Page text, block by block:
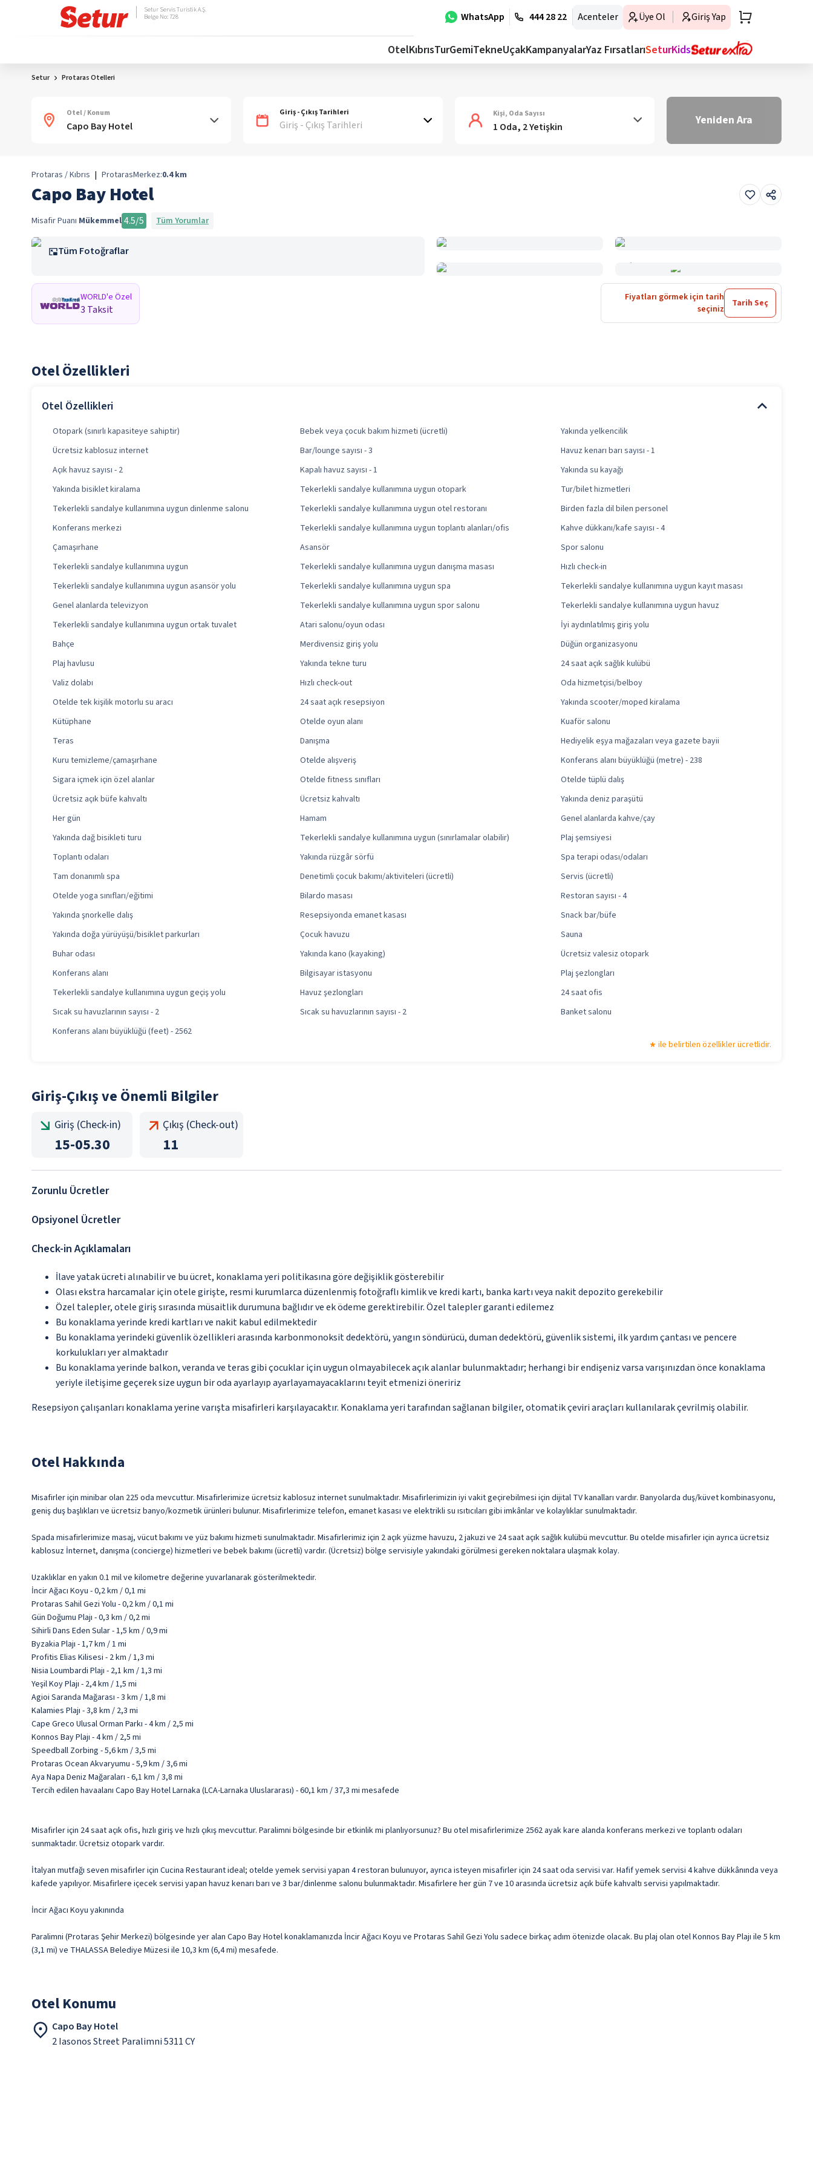
WhatsApp 444 28 22 Acenteler Üye Ol Giriş Yap
Setur Servis Turistik A.Ş.
Belge No: 728
OtelKıbrısTurGemiTekneUçakKampanyalarYaz FırsatlarıSeturKids
Setur Protaras Otelleri
Otel / Konum Giriş - Çıkış Tarihleri
Giriş - Çıkış Tarihleri
Kişi, Oda Sayısı
1 Oda, 2 Yetişkin Yeniden Ara
Protaras / Kıbrıs | ProtarasMerkez:0.4 km
Capo Bay Hotel
Misafir Puanı Mükemmel 4.5/5 Tüm Yorumlar
Tüm Fotoğraflar
WORLD'e Özel
3 Taksit
Fiyatları görmek için tarih
seçiniz
Tarih Seç
Otel Özellikleri
Otel Özellikleri
Otopark (sınırlı kapasiteye sahiptir) Bebek veya çocuk bakım hizmeti (ücretli)
Yakında yelkencilik
Ücretsiz kablosuz internet
Bar/lounge sayısı - 3
Havuz kenarı barı sayısı - 1
Açık havuz sayısı - 2
Kapalı havuz sayısı - 1
Yakında su kayağı
Yakında bisiklet kiralama
Tekerlekli sandalye kullanımına uygun otopark
Tur/bilet hizmetleri
Tekerlekli sandalye kullanımına uygun dinlenme salonu
Tekerlekli sandalye kullanımına uygun otel restoranı
Birden fazla dil bilen personel
Konferans merkezi
Tekerlekli sandalye kullanımına uygun toplantı alanları/ofis
Kahve dükkanı/kafe sayısı - 4
Çamaşırhane
Asansör
Spor salonu
Tekerlekli sandalye kullanımına uygun
Tekerlekli sandalye kullanımına uygun danışma masası
Hızlı check-in
Tekerlekli sandalye kullanımına uygun asansör yolu
Tekerlekli sandalye kullanımına uygun spa
Tekerlekli sandalye kullanımına uygun kayıt masası
Genel alanlarda televizyon
Tekerlekli sandalye kullanımına uygun spor salonu
Tekerlekli sandalye kullanımına uygun havuz
Tekerlekli sandalye kullanımına uygun ortak tuvalet
Atari salonu/oyun odası
İyi aydınlatılmış giriş yolu
Bahçe
Merdivensiz giriş yolu
Düğün organizasyonu
Plaj havlusu
Yakında tekne turu
24 saat açık sağlık kulübü
Valiz dolabı
Hızlı check-out
Oda hizmetçisi/belboy
Otelde tek kişilik motorlu su aracı
24 saat açık resepsiyon
Yakında scooter/moped kiralama
Kütüphane
Otelde oyun alanı
Kuaför salonu
Teras
Danışma
Hediyelik eşya mağazaları veya gazete bayii
Kuru temizleme/çamaşırhane
Otelde alışveriş
Konferans alanı büyüklüğü (metre) - 238
Sigara içmek için özel alanlar
Otelde fitness sınıfları
Otelde tüplü dalış
Ücretsiz açık büfe kahvaltı
Ücretsiz kahvaltı
Yakında deniz paraşütü
Her gün
Hamam
Genel alanlarda kahve/çay
Yakında dağ bisikleti turu
Tekerlekli sandalye kullanımına uygun (sınırlamalar olabilir)
Plaj şemsiyesi
Toplantı odaları
Yakında rüzgâr sörfü
Spa terapi odası/odaları
Tam donanımlı spa
Denetimli çocuk bakımı/aktiviteleri (ücretli)
Servis (ücretli)
Otelde yoga sınıfları/eğitimi
Bilardo masası
Restoran sayısı - 4
Yakında şnorkelle dalış
Resepsiyonda emanet kasası
Snack bar/büfe
Yakında doğa yürüyüşü/bisiklet parkurları
Çocuk havuzu
Sauna
Buhar odası
Yakında kano (kayaking)
Ücretsiz valesiz otopark
Konferans alanı
Bilgisayar istasyonu
Plaj şezlongları
Tekerlekli sandalye kullanımına uygun geçiş yolu
Havuz şezlongları
24 saat ofis
Sıcak su havuzlarının sayısı - 2
Sıcak su havuzlarının sayısı - 2
Banket salonu
Konferans alanı büyüklüğü (feet) - 2562
ile belirtilen özellikler ücretlidir.
Giriş-Çıkış ve Önemli Bilgiler
Giriş (Check-in)
15-05.30
Çıkış (Check-out)
11
Zorunlu Ücretler
Opsiyonel Ücretler
Check-in Açıklamaları
İlave yatak ücreti alınabilir ve bu ücret, konaklama yeri politikasına göre değişiklik gösterebilir
Olası ekstra harcamalar için otele girişte, resmi kurumlarca düzenlenmiş fotoğraflı kimlik ve kredi kartı, banka kartı veya nakit depozito gerekebilir
Özel talepler, otele giriş sırasında müsaitlik durumuna bağlıdır ve ek ödeme gerektirebilir. Özel talepler garanti edilemez
Bu konaklama yerinde kredi kartları ve nakit kabul edilmektedir
Bu konaklama yerindeki güvenlik özellikleri arasında karbonmonoksit dedektörü, yangın söndürücü, duman dedektörü, güvenlik sistemi, ilk yardım çantası ve pencere
korkulukları yer almaktadır
Bu konaklama yerinde balkon, veranda ve teras gibi çocuklar için uygun olmayabilecek açık alanlar bulunmaktadır; herhangi bir endişeniz varsa varışınızdan önce konaklama
yeriyle iletişime geçerek size uygun bir oda ayarlayıp ayarlayamayacaklarını teyit etmenizi öneririz
Resepsiyon çalışanları konaklama yerine varışta misafirleri karşılayacaktır. Konaklama yeri tarafından sağlanan bilgiler, otomatik çeviri araçları kullanılarak çevrilmiş olabilir.
Otel Hakkında
Misafirler için minibar olan 225 oda mevcuttur. Misafirlerimize ücretsiz kablosuz internet sunulmaktadır. Misafirlerimizin iyi vakit geçirebilmesi için dijital TV kanalları vardır. Banyolarda duş/küvet kombinasyonu,
geniş duş başlıkları ve ücretsiz banyo/kozmetik ürünleri bulunur. Misafirlerimize telefon, emanet kasası ve elektrikli su ısıtıcıları gibi imkânlar ve kolaylıklar sunulmaktadır.
Spada misafirlerimize masaj, vücut bakımı ve yüz bakımı hizmeti sunulmaktadır. Misafirlerimiz için 2 açık yüzme havuzu, 2 jakuzi ve 24 saat açık sağlık kulübü mevcuttur. Bu otelde misafirler için ayrıca ücretsiz
kablosuz İnternet, danışma (concierge) hizmetleri ve bebek bakımı (ücretli) vardır. (Ücretsiz) bölge servisiyle yakındaki görülmesi gereken noktalara ulaşmak kolay.
Uzaklıklar en yakın 0.1 mil ve kilometre değerine yuvarlanarak gösterilmektedir.
İncir Ağacı Koyu - 0,2 km / 0,1 mi
Protaras Sahil Gezi Yolu - 0,2 km / 0,1 mi
Gün Doğumu Plajı - 0,3 km / 0,2 mi
Sihirli Dans Eden Sular - 1,5 km / 0,9 mi
Byzakia Plajı - 1,7 km / 1 mi
Profitis Elias Kilisesi - 2 km / 1,3 mi
Nisia Loumbardi Plajı - 2,1 km / 1,3 mi
Yeşil Koy Plajı - 2,4 km / 1,5 mi
Agioi Saranda Mağarası - 3 km / 1,8 mi
Kalamies Plajı - 3,8 km / 2,3 mi
Cape Greco Ulusal Orman Parkı - 4 km / 2,5 mi
Konnos Bay Plajı - 4 km / 2,5 mi
Speedball Zorbing - 5,6 km / 3,5 mi
Protaras Ocean Akvaryumu - 5,9 km / 3,6 mi
Aya Napa Deniz Mağaraları - 6,1 km / 3,8 mi
Tercih edilen havaalanı Capo Bay Hotel Larnaka (LCA-Larnaka Uluslararası) - 60,1 km / 37,3 mi mesafede
Misafirler için 24 saat açık ofis, hızlı giriş ve hızlı çıkış mevcuttur. Paralimni bölgesinde bir etkinlik mi planlıyorsunuz? Bu otel misafirlerimize 2562 ayak kare alanda konferans merkezi ve toplantı odaları
sunmaktadır. Ücretsiz otopark vardır.
İtalyan mutfağı seven misafirler için Cucina Restaurant ideal; otelde yemek servisi yapan 4 restoran bulunuyor, ayrıca isteyen misafirler için 24 saat oda servisi var. Hafif yemek servisi 4 kahve dükkânında veya
kafede yapılıyor. Misafirlere içecek servisi yapan havuz kenarı barı ve 3 bar/dinlenme salonu bulunmaktadır. Misafirlere her gün 7 ve 10 arasında ücretsiz açık büfe kahvaltı servisi yapılmaktadır.
İncir Ağacı Koyu yakınında
Paralimni (Protaras Şehir Merkezi) bölgesinde yer alan Capo Bay Hotel konaklamanızda İncir Ağacı Koyu ve Protaras Sahil Gezi Yolu sadece birkaç adım ötenizde olacak. Bu plaj olan otel Konnos Bay Plajı ile 5 km
(3,1 mi) ve THALASSA Belediye Müzesi ile 10,3 km (6,4 mi) mesafede.
Otel Konumu
Capo Bay Hotel
2 Iasonos Street Paralimni 5311 CY